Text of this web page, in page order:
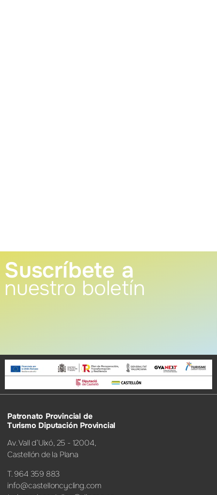
Suscríbete a
nuestro boletín
Patronato Provincial de
Turismo Diputación Provincial
Av. Vall d’Uixó, 25 - 12004,
Castellón de la Plana
T. 964 359 883
info@castelloncycling.com